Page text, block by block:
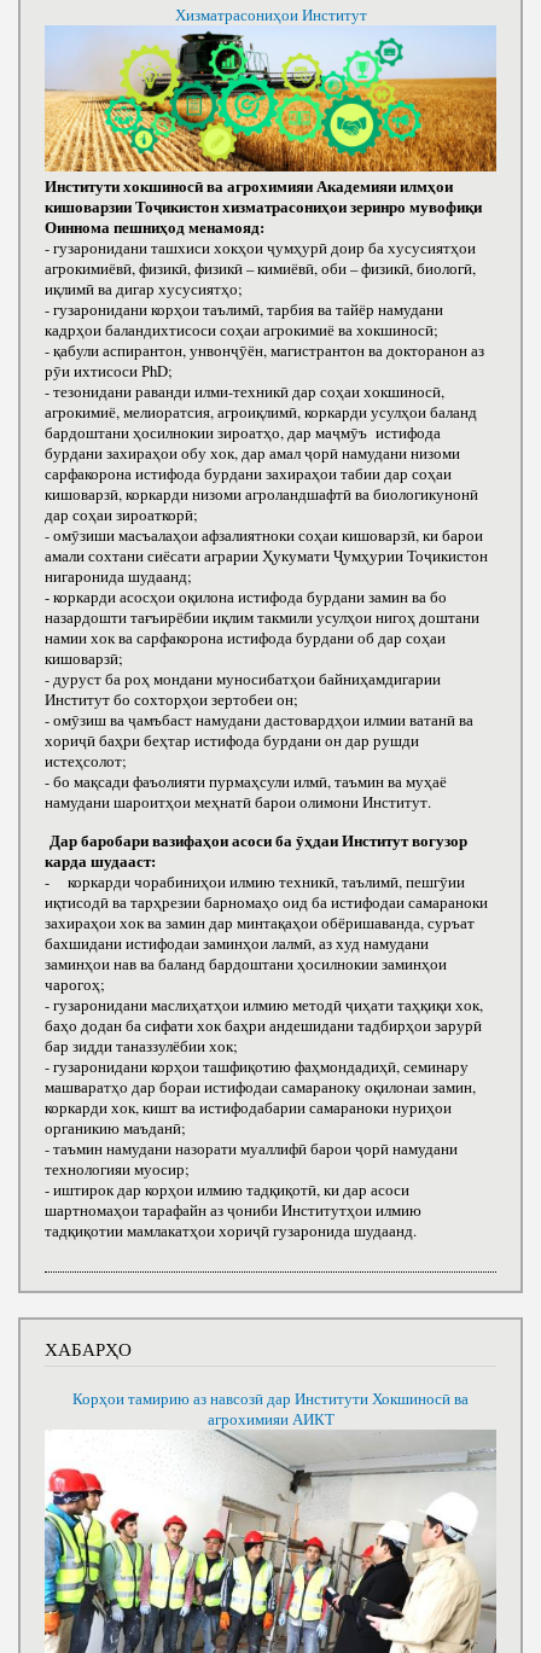
Хизматрасониҳои Институт
Институти хокшиносӣ ва агрохимияи Академияи илмҳои
кишоварзии Тоҷикистон хизматрасониҳои зеринро мувофиқи
Оиннома пешниҳод менамояд:
- гузаронидани ташхиси хокҳои ҷумҳурӣ доир ба хусусиятҳои
агрокимиёвӣ, физикӣ, физикӣ – кимиёвӣ, оби – физикӣ, биологӣ,
иқлимӣ ва дигар хусусиятҳо;
- гузаронидани корҳои таълимӣ, тарбия ва тайёр намудани
кадрҳои баландихтисоси соҳаи агрокимиё ва хокшиносӣ;
- қабули аспирантон, унвонҷӯён, магистрантон ва докторанон аз
рӯи ихтисоси РhD;
- тезонидани раванди илми-техникӣ дар соҳаи хокшиносӣ,
агрокимиё, мелиоратсия, агроиқлимӣ, коркарди усулҳои баланд
бардоштани ҳосилнокии зироатҳо, дар маҷмӯъ истифода
бурдани захираҳои обу хок, дар амал ҷорӣ намудани низоми
сарфакорона истифода бурдани захираҳои табии дар соҳаи
кишоварзӣ, коркарди низоми агроландшафтӣ ва биологикунонӣ
дар соҳаи зироаткорӣ;
- омӯзиши масъалаҳои афзалиятноки соҳаи кишоварзӣ, ки барои
амали сохтани сиёсати аграрии Ҳукумати Ҷумҳурии Тоҷикистон
нигаронида шудаанд;
- коркарди асосҳои оқилона истифода бурдани замин ва бо
назардошти тағъирёбии иқлим такмили усулҳои нигоҳ доштани
намии хок ва сарфакорона истифода бурдани об дар соҳаи
кишоварзӣ;
- дуруст ба роҳ мондани муносибатҳои байниҳамдигарии
Институт бо сохторҳои зертобеи он;
- омӯзиш ва ҷамъбаст намудани дастовардҳои илмии ватанӣ ва
хориҷӣ баҳри беҳтар истифода бурдани он дар рушди
истеҳсолот;
- бо мақсади фаъолияти пурмаҳсули илмӣ, таъмин ва муҳаё
намудани шароитҳои меҳнатӣ барои олимони Институт.
Дар баробари вазифаҳои асоси ба ӯҳдаи Институт вогузор
карда шудааст:
- коркарди чорабиниҳои илмию техникӣ, таълимӣ, пешгӯии
иқтисодӣ ва тарҳрезии барномаҳо оид ба истифодаи самараноки
захираҳои хок ва замин дар минтақаҳои обёришаванда, суръат
бахшидани истифодаи заминҳои лалмӣ, аз худ намудани
заминҳои нав ва баланд бардоштани ҳосилнокии заминҳои
чарогоҳ;
- гузаронидани маслиҳатҳои илмию методӣ ҷиҳати таҳқиқи хок,
баҳо додан ба сифати хок баҳри андешидани тадбирҳои зарурӣ
бар зидди таназзулёбии хок;
- гузаронидани корҳои ташфиқотию фаҳмондадиҳӣ, семинару
машваратҳо дар бораи истифодаи самараноку оқилонаи замин,
коркарди хок, кишт ва истифодабарии самараноки нуриҳои
органикию маъданӣ;
- таъмин намудани назорати муаллифӣ барои ҷорӣ намудани
технологияи муосир;
- иштирок дар корҳои илмию тадқиқотӣ, ки дар асоси
шартномаҳои тарафайн аз ҷониби Институтҳои илмию
тадқиқотии мамлакатҳои хориҷӣ гузаронида шудаанд.
ХАБАРҲО
Корҳои тамирию аз навсозӣ дар Институти Хокшиносӣ ва
агрохимияи АИКТ